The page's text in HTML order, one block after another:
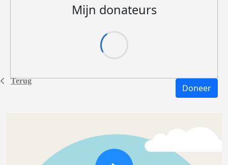
Terug
Mijn donateurs
Doneer